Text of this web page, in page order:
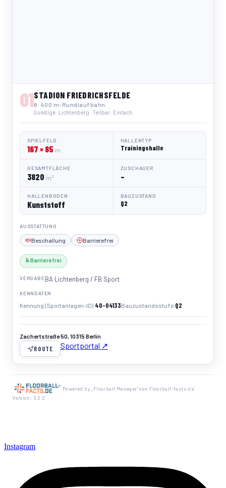
01STADION FRIEDRICHSFELDE
8: 400 m-Rundlaufbahn
Sonstige · Lichtenberg · Teilbar: Einfach
SPIELFELD
167 × 85 m
HALLENTYP
Trainingshalle
GESAMTFLÄCHE
3820 m²
ZUSCHAUER
–
HALLENBODEN
Kunststoff
BAUZUSTAND
Q2
AUSSTATTUNG
Beschallung Barrierefrei
♿ Barrierefrei
VERGABEBA Lichtenberg / FB Sport
KENNDATEN
Kennung (Sportanlagen-ID) 40-04133Bauzustandsstufe Q2
Zachertstraße 50, 10315 Berlin
ROUTE Sportportal ↗
Powered by „Floorball Manager" von Floorball-facts.de
Version: 3.2.2
Instagram